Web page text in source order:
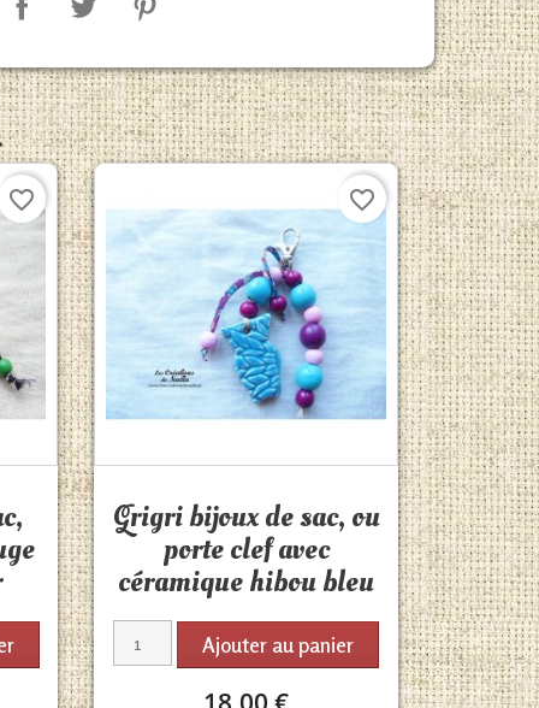
favorite_border
Grigri bijoux de sac, ou
porte clef avec
céramique hibou bleu
Ajouter au panier
favorite_border